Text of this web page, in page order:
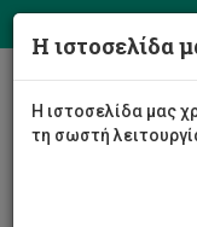
Η ιστοσελίδα
Η ιστοσελίδα μας
τη σωστή